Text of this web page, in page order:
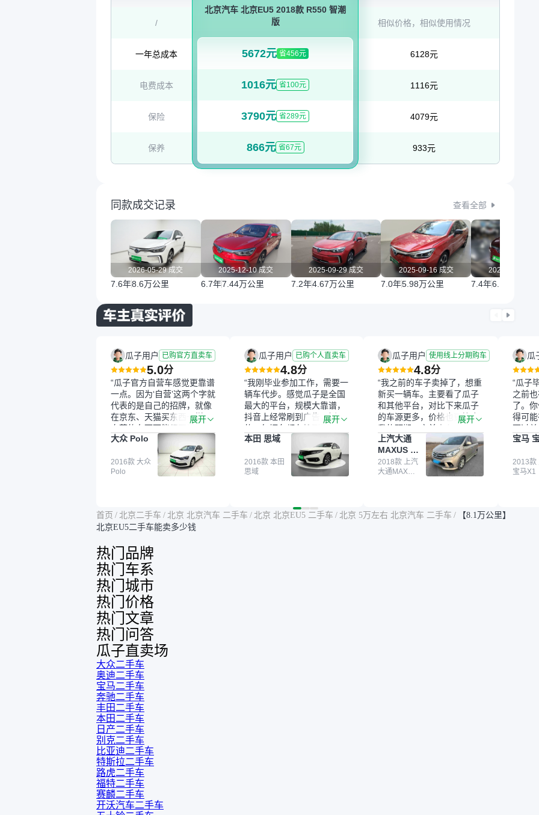
/
一年总成本
电费成本
保险
保养
北京汽车 北京EU5 2018款 R550 智潮
版
5672元 省456元
1016元 省100元
3790元 省289元
866元 省67元
相似价格，相似使用情况
6128元
1116元
4079元
933元
同款成交记录 查看全部
2026-05-29 成交
7.6年8.6万公里
2025-12-10 成交
6.7年7.44万公里
2025-09-29 成交
7.2年4.67万公里
2025-09-16 成交
7.0年5.98万公里
2025-08-15 成
7.4年6.18万公里
瓜子用户 已购官方直卖车
5.0分
“瓜子官方自营车感觉更靠谱
一点。因为‘自营’这两个字就
代表的是自己的招牌，就像
在京东、天猫买东西一样，
自营的东西可能都要好一
点。就是这种刻板印象吧。
一开始买二手车的时候，我
确实有担心过事故车、泡水
车这些问题。瓜子的检测报
况。我拿到你们的信息之
后，自己又在线上去做了一
台），同时也找了朋友帮忙
线下看车。结果跟你们的报
告是符合的，所以这次车况
没问题。购车流程挺快的，
我第一天看车，第二天你们
就约我到店，我第三天去提
的车。去之前我提前跟交接
人员说好，到了之后要当着
我的面再做一次复检，你们
也安排了师傅，服务可以，
速度很快。体验下来自营车
的感觉是要比个人车好一
点。个人车主观性比较强，
价格超出卖家的心理预期
后，他可能直接就下架不卖
了。而自营车你们有最大的
让步权利，还会再跟我协
商，主动权在平台手里。”
展开
大众 Polo
2016款 大众
Polo
瓜子用户 已购个人直卖车
4.8分
“我刚毕业参加工作，需要一
辆车代步。感觉瓜子是全国
最大的平台，规模大靠谱，
抖音上经常刷到广告，挺火
的。每辆车都有检测报告，
这个让我很放心。去外面买
车全凭卖家一张嘴，不敢
买。我买了本田思域，白
色，过户次数少，公里数符
平台，车价贵点也正常，毕
竟有保障。其他平台上很多
展开
本田 思域
2016款 本田
思域
瓜子用户 使用线上分期购车
4.8分
“我之前的车子卖掉了，想重
新买一辆车。主要看了瓜子
和其他平台，对比下来瓜子
的车源更多，价格也更符合
我的预期。之前卖车来过瓜
子，虽然价格没谈成，但
APP一直留着。瓜子毕竟是
大平台，整体印象还好。我
最终买了一台上汽大通，18
期，这一点很便捷，其他平
展开
上汽大通
MAXUS 大
通G10
2018款 上汽
大通MAXUS
瓜
“瓜子
之前
了。
得可
更过
来再
它的
适。
宝马
2013款
宝马X1
首页 / 北京二手车 / 北京 北京汽车 二手车 / 北京 北京EU5 二手车 / 北京 5万左右 北京汽车 二手车 /
【8.1万公里】
北京EU5二手车能卖多少钱
热门品牌
热门车系
热门城市
热门价格
热门文章
热门问答
瓜子直卖场
大众二手车
奥迪二手车
宝马二手车
奔驰二手车
丰田二手车
本田二手车
日产二手车
别克二手车
比亚迪二手车
特斯拉二手车
路虎二手车
福特二手车
赛麟二手车
开沃汽车二手车